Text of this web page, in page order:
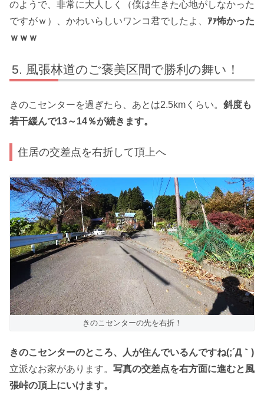
のようで、非常に大人しく（僕は生きた心地がしなかった
ですがｗ）、かわいらしいワンコ君でしたよ、 ｱｧ怖かった
ｗｗｗ
風張林道のご褒美区間で勝利の舞い！
きのこセンターを過ぎたら、あとは2.5kmくらい。 斜度も
若干緩んで13～14％が続きます。
住居の交差点を右折して頂上へ
きのこセンターの先を右折！
きのこセンターのところ、人が住んでいるんですね(;´Д｀)
立派なお家があります。 写真の交差点を右方面に進むと風
張峠の頂上にいけます。